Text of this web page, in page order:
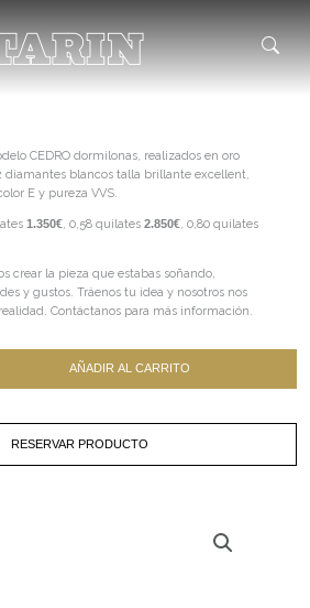
CEDRO dormilonas, realizados en oro
diamantes blancos talla brillante excellent,
E y pureza VVS.
1.350€, 0,58 quilates 2.850€, 0,80 quilates
crear la pieza que estabas soñando,
y gustos. Tráenos tu idea y nosotros nos
Contáctanos para más información.
AÑADIR AL CARRITO
RESERVAR PRODUCTO